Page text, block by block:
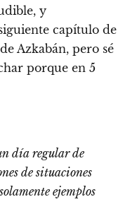
y
capítulo de
Azkabán, pero sé
porque en 5
día regular de
de situaciones
ejemplos